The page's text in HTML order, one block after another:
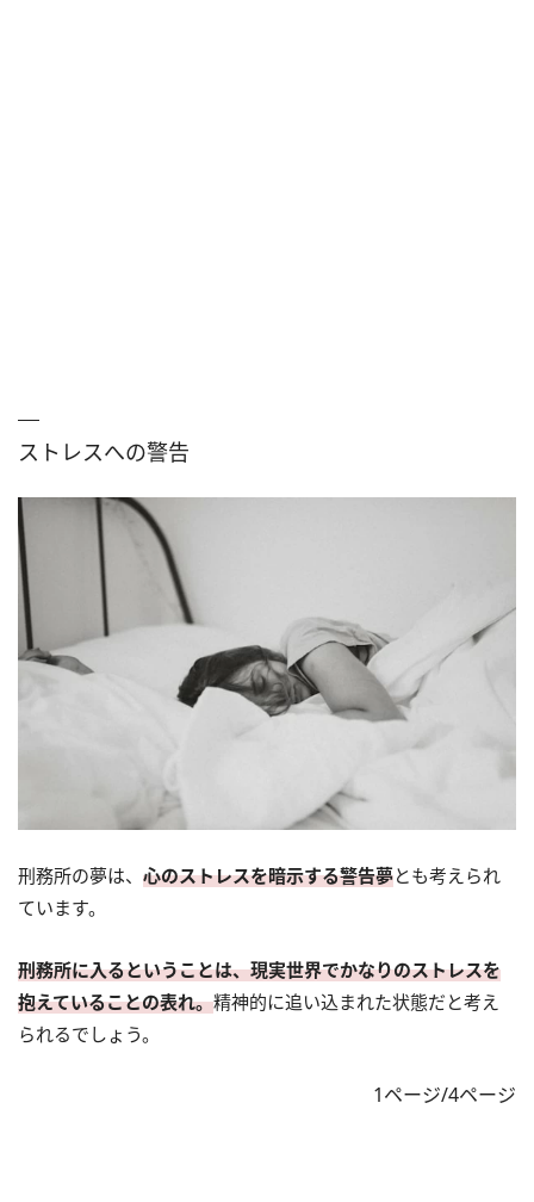
ストレスへの警告
刑務所の夢は、 心のストレスを暗示する警告夢とも考えられ
ています。
刑務所に入るということは、現実世界でかなりのストレスを
抱えていることの表れ。精神的に追い込まれた状態だと考え
られるでしょう。
1ページ/4ページ